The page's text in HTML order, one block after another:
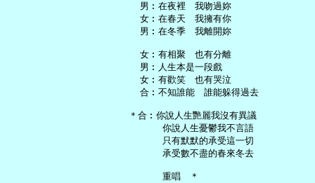
   男︰在夜裡　我吻過妳
   女︰在春天　我擁有你
   男︰在冬季　我離開妳
   女︰有相聚　也有分離
   男︰人生本是一段戲
   女︰有歡笑　也有哭泣
   合︰不知誰能　誰能躲得過去
＊合︰你說人生艷麗我沒有異議
       你說人生憂鬱我不言語
       只有默默的承受這一切
       承受數不盡的春來冬去
       重唱　＊